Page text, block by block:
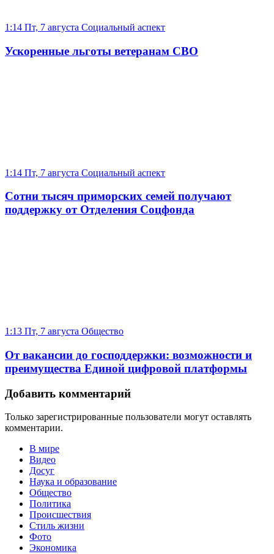
1:14 Пт, 7 августа Социальный аспект
Ускоренные льготы ветеранам СВО
1:14 Пт, 7 августа Социальный аспект
Сотни тысяч приморских семей получают
поддержку от Отделения Соцфонда
1:13 Пт, 7 августа Общество
От вакансии до господдержки: возможности и
преимущества Единой цифровой платформы
Добавить комментарий
Только зарегистрированные пользователи могут оставлять
комментарии.
В мире
Видео
Досуг
Наука и образование
Общество
Политика
Происшествия
Стиль жизни
Фото
Экономика